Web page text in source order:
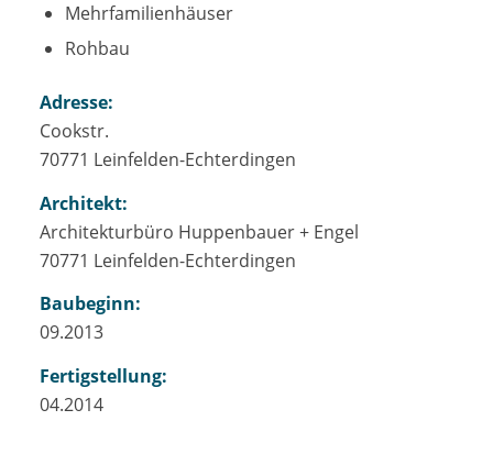
Mehrfamilienhäuser
Rohbau
Adresse:
Cookstr.
70771 Leinfelden-Echterdingen
Architekt:
Architekturbüro Huppenbauer + Engel
70771 Leinfelden-Echterdingen
Baubeginn:
09.2013
Fertigstellung:
04.2014